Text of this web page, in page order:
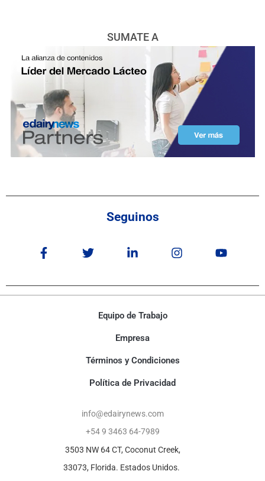
SUMATE A
Seguinos
Equipo de Trabajo
Empresa
Términos y Condiciones
Política de Privacidad
info@edairynews.com
+54 9 3463 64-7989
3503 NW 64 CT, Coconut Creek,
33073, Florida. Estados Unidos.